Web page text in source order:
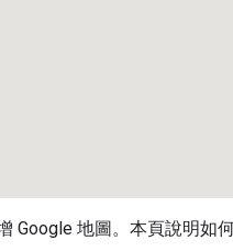
Google 地圖。本頁說明如